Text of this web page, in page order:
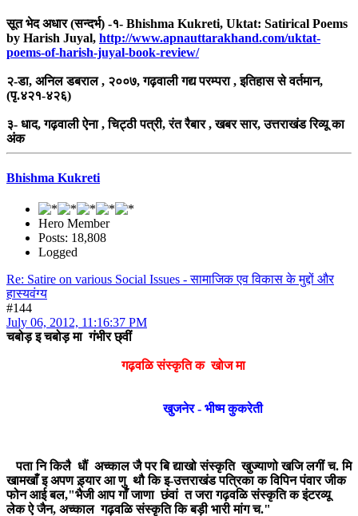
सूत भेद अधार (सन्दर्भ) -१- Bhishma Kukreti, Uktat: Satirical Poems
by Harish Juyal, http://www.apnauttarakhand.com/uktat-
poems-of-harish-juyal-book-review/
२-डा, अनिल डबराल , २००७, गढ़वाली गद्य परम्परा , इतिहास से वर्तमान,
(पृ.४२१-४२६)
३- धाद, गढ़वाली ऐना , चिट्ठी पत्री, रंत रैबार , खबर सार, उत्तराखंड रिव्यू का
अंक
Bhishma Kukreti
Hero Member
Posts: 18,808
Logged
Re: Satire on various Social Issues - सामाजिक एव विकास के मुद्दों और
हास्यवंग्य
#144
July 06, 2012, 11:16:37 PM
चबोड़ इ चबोड़ मा गंभीर छ्वीं
गढ़वळि संस्कृति क खोज मा
खुजनेर - भीष्म कुकरेती
पता नि किलै धौं अच्काल जै पर बि द्याखो संस्कृति खुज्याणो खजि लगीं च. मि
खामखाँ इ अपण ड़्यार आ णु थौ कि इ-उत्तराखंड पत्रिका क विपिन पंवार जीक
फोन आई बल,"भैजी आप गाँ जाणा छंवां त जरा गढ़वळि संस्कृति क इंटरव्यू
लेक ऐ जैन, अच्काल गढ़वळि संस्कृति कि बड़ी भारी मांग च."